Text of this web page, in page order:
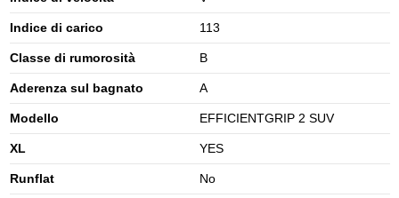
Indice di carico 113
Classe di rumorosità B
Aderenza sul bagnato A
Modello EFFICIENTGRIP 2 SUV
XL YES
Runflat No